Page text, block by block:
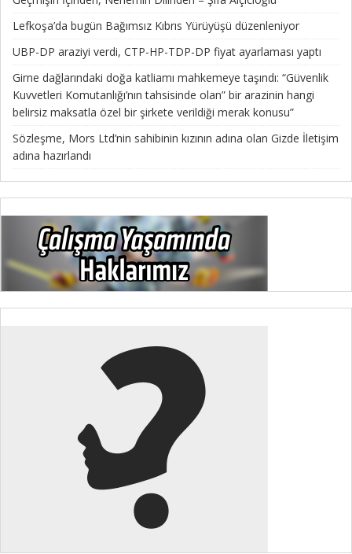
Lefkoşa’da bugün Bağımsız Kıbrıs Yürüyüşü düzenleniyor
UBP-DP araziyi verdi, CTP-HP-TDP-DP fiyat ayarlaması yaptı
Girne dağlarındaki doğa katliamı mahkemeye taşındı: “Güvenlik
Kuvvetleri Komutanlığı’nın tahsisinde olan” bir arazinin hangi
belirsiz maksatla özel bir şirkete verildiği merak konusu”
Sözleşme, Mors Ltd’nin sahibinin kızının adına olan Gizde İletişim
adına hazırlandı